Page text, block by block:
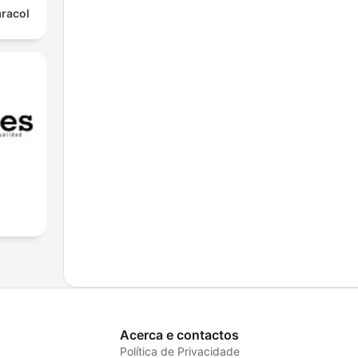
Acerca e contactos
Política de Privacidade